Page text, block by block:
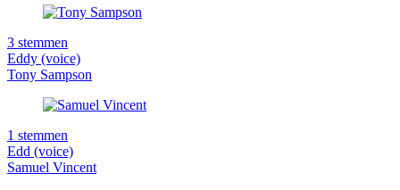
3 stemmen
Eddy (voice)
Tony Sampson
1 stemmen
Edd (voice)
Samuel Vincent